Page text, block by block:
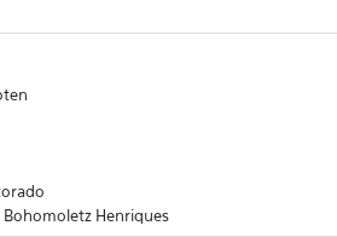
Bohomoletz Henriques